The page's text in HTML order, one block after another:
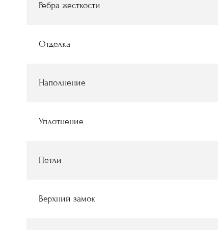
Ребра жесткости
Отделка
Наполнение
Уплотнение
Петли
Верхний замок